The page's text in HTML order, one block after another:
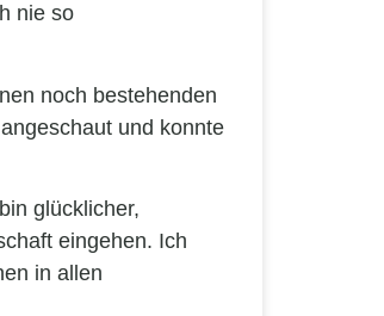
nie so
noch bestehenden
und konnte
glücklicher,
eingehen. Ich
in allen